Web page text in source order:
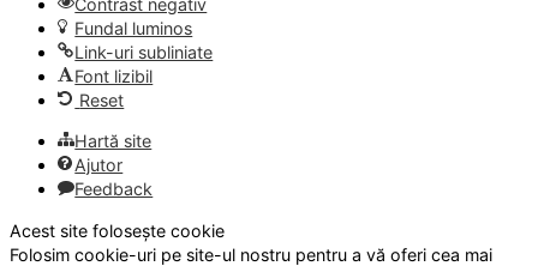
Contrast negativ
Fundal luminos
Link-uri subliniate
Font lizibil
Reset
Hartă site
Ajutor
Feedback
Acest site folosește cookie
Folosim cookie-uri pe site-ul nostru pentru a vă oferi cea mai